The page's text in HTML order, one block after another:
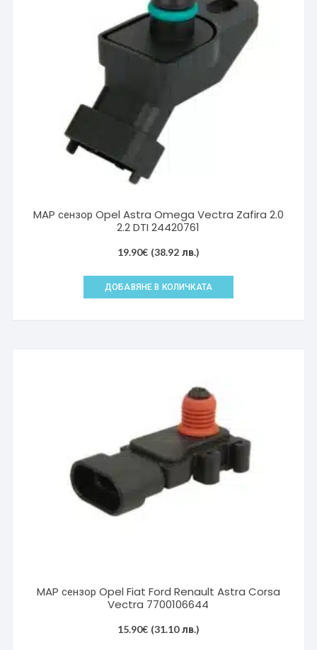
MAP сензор Opel Astra Omega Vectra Zafira 2.0
2.2 DTI 24420761
19.90€ (38.92 лв.)
ДОБАВЯНЕ В КОЛИЧКАТА
MAP сензор Opel Fiat Ford Renault Astra Corsa
Vectra 7700106644
15.90€ (31.10 лв.)